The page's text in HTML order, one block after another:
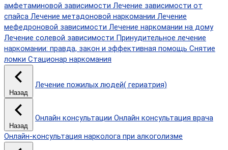
амфетаминовой зависимости Лечение зависимости от
спайса Лечение метадоновой наркомании Лечение
мефедроновой зависимости Лечение наркомании на дому
Лечение солевой зависимости Принудительное лечение
наркомании: правда, закон и эффективная помощь Снятие
ломки Стационар наркомания
Назад
Лечение пожилых людей( гериатрия)
Назад
Онлайн консультации Онлайн консультация врача
Онлайн-консультация нарколога при алкоголизме